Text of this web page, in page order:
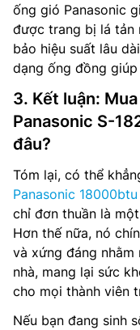
ống gió Panasonic
được trang bị lá tản
bảo hiệu suất lâu
dạng ống đồng
3. Kết luận:
Panasonic S-
đâu?
Tóm lại, có thể
Panasonic 18000btu
chỉ đơn thuần là
Hơn thế nữa, nó
và xứng đáng
nhà, mang lại sức
cho mọi thành viên
Nếu bạn đang sinh